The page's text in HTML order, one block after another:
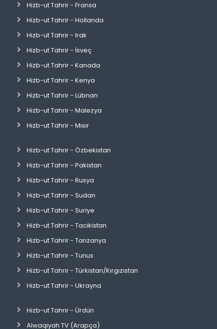
Hizb-ut Tahrir - Fransa
Hizb-ut Tahrir - Hollanda
Hizb-ut Tahrir - Irak
Hizb-ut Tahrir - İsveç
Hizb-ut Tahrir - Kanada
Hizb-ut Tahrir - Kenya
Hizb-ut Tahrir - Lübnan
Hizb-ut Tahrir - Malezya
Hizb-ut Tahrir - Mısır
Hizb-ut Tahrir - Özbekistan
Hizb-ut Tahrir - Pakistan
Hizb-ut Tahrir - Rusya
Hizb-ut Tahrir - Sudan
Hizb-ut Tahrir - Suriye
Hizb-ut Tahrir - Tacikistan
Hizb-ut Tahrir - Tanzanya
Hizb-ut Tahrir - Tunus
Hizb-ut Tahrir - Türkistan/Kırgızistan
Hizb-ut Tahrir - Ukrayna
Hizb-ut Tahrir - Ürdün
Alwaqiyah TV (Arapça)